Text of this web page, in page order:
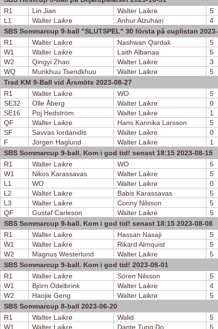
R1
Lin Jian Walter Laikre
5
L1
Walter Laikre Anhur Alzuhairi
4
SBS Sommarcup 9-ball "SLUTSPEL" 30 första på cuplistan
R1
Walter Laikre Nashwan Qardak
5
W1
Walter Laikre Laith Albanaa
5
W2
Qingyi Zhao Walter Laikre
3
WQ
Munkhuu Tsendkhuu Walter Laikre
5
Trad KM 9-Ball vid Årsmöte 2023-08-27
R1
Walter Laikre WO
5
SE32
Olle Åberg Walter Laikre
0
SE16
Poj Hedström Walter Laikre
1
QF
Walter Laikre Hans Kannika Larsson
5
SF
Savvas Iordanidis Walter Laikre
0
F
Jörgen Haglund Walter Laikre
1
SBS Sommarcup 9-ball. Kom i god tid! senast 18:15 2023-08-15
R1
Walter Laikre WO
5
W1
Nikos Karassavas Walter Laikre
5
L1
WO Walter Laikre
0
L2
Walter Laikre Babis Karassavas
5
L3
Walter Laikre Conny Nilsson
5
QF
Gustaf Carleson Walter Laikre
5
SBS Sommarcup 9-ball. Kom i god tid! senast 18:15 2023-08-08
R1
Walter Laikre Hassan Nasaji
5
W1
Walter Laikre Rikard Almquist
5
W2
Magnus Westerlund Walter Laikre
5
SBS Sommarcup 9-ball. Kom i god tid! 2023-08-01
R1
Walter Laikre Sören Nilsson
5
W1
Björn Odelbrink Walter Laikre
4
W2
Haojie Geng Walter Laikre
5
SBS Sommarcup 8-ball 2023-06-20
R1
Walter Laikre Walid
5
W1
Walter Laikre Dante Tung Do
5